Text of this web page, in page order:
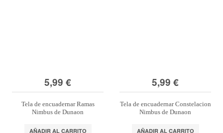
5,99 €
Tela de encuadernar Ramas
Nimbus de Dunaon
AÑADIR AL CARRITO
5,99 €
Tela de encuadernar Constelacion
Nimbus de Dunaon
AÑADIR AL CARRITO